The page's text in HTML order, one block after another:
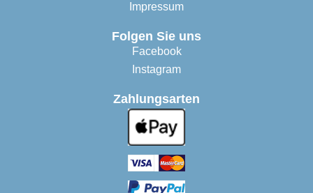
Impressum
Folgen Sie uns
Facebook
Instagram
Zahlungsarten